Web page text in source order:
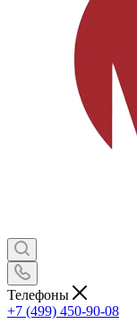
Телефоны
+7 (499) 450-90-08